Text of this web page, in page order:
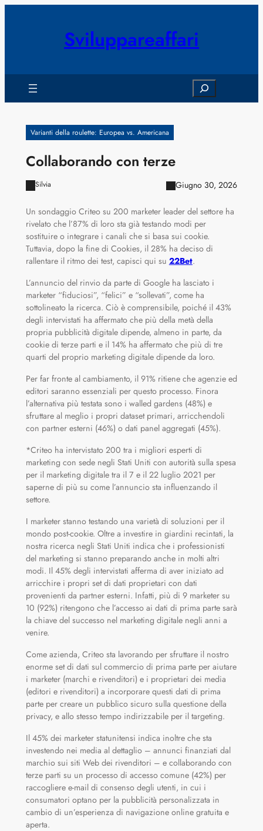
Sviluppareaffari
Search
Varianti della roulette: Europea vs. Americana
Collaborando con terze
Silvia Giugno 30, 2026
Un sondaggio Criteo su 200 marketer leader del settore ha
rivelato che l’87% di loro sta già testando modi per
sostituire o integrare i canali che si basa sui cookie.
Tuttavia, dopo la fine di Cookies, il 28% ha deciso di
rallentare il ritmo dei test, capisci qui su 22Bet.
L’annuncio del rinvio da parte di Google ha lasciato i
marketer “fiduciosi”, “felici” e “sollevati”, come ha
sottolineato la ricerca. Ciò è comprensibile, poiché il 43%
degli intervistati ha affermato che più della metà della
propria pubblicità digitale dipende, almeno in parte, da
cookie di terze parti e il 14% ha affermato che più di tre
quarti del proprio marketing digitale dipende da loro.
Per far fronte al cambiamento, il 91% ritiene che agenzie ed
editori saranno essenziali per questo processo. Finora
l’alternativa più testata sono i walled gardens (48%) e
sfruttare al meglio i propri dataset primari, arricchendoli
con partner esterni (46%) o dati panel aggregati (45%).
*Criteo ha intervistato 200 tra i migliori esperti di
marketing con sede negli Stati Uniti con autorità sulla spesa
per il marketing digitale tra il 7 e il 22 luglio 2021 per
saperne di più su come l’annuncio sta influenzando il
settore.
I marketer stanno testando una varietà di soluzioni per il
mondo post-cookie. Oltre a investire in giardini recintati, la
nostra ricerca negli Stati Uniti indica che i professionisti
del marketing si stanno preparando anche in molti altri
modi. Il 45% degli intervistati afferma di aver iniziato ad
arricchire i propri set di dati proprietari con dati
provenienti da partner esterni. Infatti, più di 9 marketer su
10 (92%) ritengono che l’accesso ai dati di prima parte sarà
la chiave del successo nel marketing digitale negli anni a
venire.
Come azienda, Criteo sta lavorando per sfruttare il nostro
enorme set di dati sul commercio di prima parte per aiutare
i marketer (marchi e rivenditori) e i proprietari dei media
(editori e rivenditori) a incorporare questi dati di prima
parte per creare un pubblico sicuro sulla questione della
privacy, e allo stesso tempo indirizzabile per il targeting.
Il 45% dei marketer statunitensi indica inoltre che sta
investendo nei media al dettaglio – annunci finanziati dal
marchio sui siti Web dei rivenditori – e collaborando con
terze parti su un processo di accesso comune (42%) per
raccogliere e-mail di consenso degli utenti, in cui i
consumatori optano per la pubblicità personalizzata in
cambio di un’esperienza di navigazione online gratuita e
aperta.